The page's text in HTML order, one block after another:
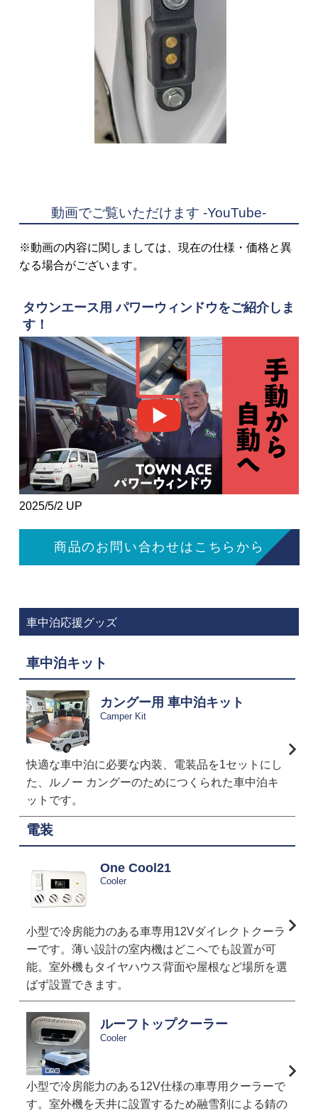
動画でご覧いただけます -YouTube-
※動画の内容に関しましては、現在の仕様・価格と異
なる場合がございます。
タウンエース用 パワーウィンドウをご紹介しま
す！
2025/5/2 UP
商品のお問い合わせはこちらから
車中泊応援グッズ
車中泊キット
カングー用 車中泊キット
Camper Kit
快適な車中泊に必要な内装、電装品を1セットにし
た、ルノー カングーのためにつくられた車中泊キ
ットです。
電装
One Cool21
Cooler
小型で冷房能力のある車専用12Vダイレクトクーラ
ーです。薄い設計の室内機はどこへでも設置が可
能。室外機もタイヤハウス背面や屋根など場所を選
ばず設置できます。
ルーフトップクーラー
Cooler
小型で冷房能力のある12V仕様の車専用クーラーで
す。室外機を天井に設置するため融雪剤による錆の